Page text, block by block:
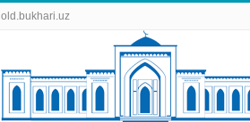
old.bukhari.uz